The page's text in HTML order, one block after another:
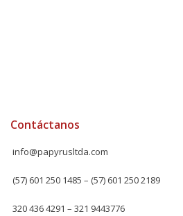
Contáctanos
info@papyrusltda.com
(57) 601 250 1485 – (57) 601 250 2189
320 436 4291 – 321 9443776